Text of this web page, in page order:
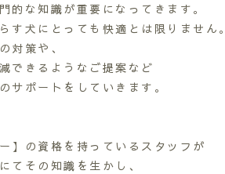
的な知識が重要になってきます。
す犬にとっても快適とは限りません。
対策や、
できるようなご提案など
サポートをしていきます。
】の資格を持っているスタッフが
てその知識を生かし、